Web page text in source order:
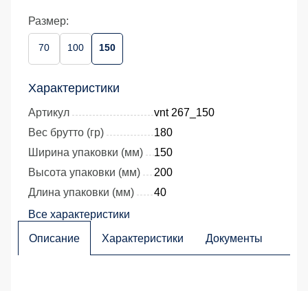
Размер:
70 100 150
Характеристики
Артикул
vnt 267_150
Вес брутто (гр)
180
Ширина упаковки (мм)
150
Высота упаковки (мм)
200
Длина упаковки (мм)
40
Все характеристики
Описание Характеристики Документы